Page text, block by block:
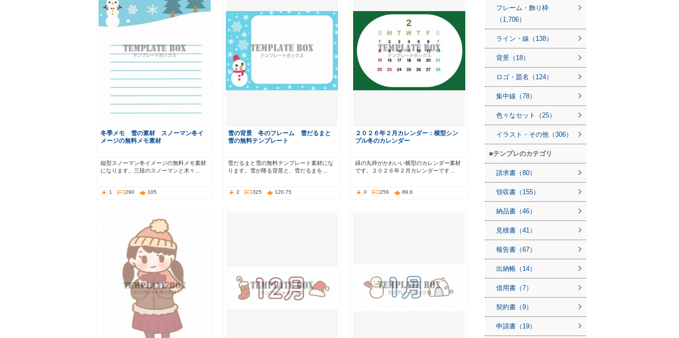
冬季メモ 雪の素材 スノーマン冬イ
メージの無料メモ素材
縦型スノーマン冬イメージの無料メモ素材
になります。三段のスノーマンと木々…
1 290 105
雪の背景 冬のフレーム 雪だるまと
雪の無料テンプレート
雪だるまと雪の無料テンプレート素材にな
ります。雪が降る背景と、雪だるまを…
2 325 120.75
２０２６年２月カレンダー：横型シン
プル冬のカレンダー
緑の丸枠がかわいい横型のカレンダー素材
です。２０２６年２月カレンダーです…
0 256 89.6
フレーム・飾り枠
（1,706）
ライン・線（138）
背景（18）
ロゴ・題名（124）
集中線（78）
色々なセット（25）
イラスト・その他（306）
テンプレのカテゴリ
請求書（80）
領収書（155）
納品書（46）
見積書（41）
報告書（67）
出納帳（14）
借用書（7）
契約書（9）
申請書（19）